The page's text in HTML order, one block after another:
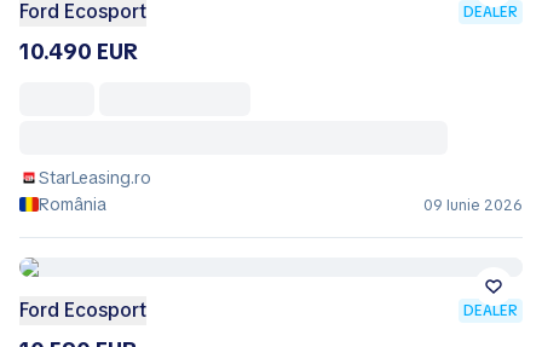
Ford Ecosport DEALER
10.490 EUR
StarLeasing.ro
România
09 Iunie 2026
Ford Ecosport DEALER